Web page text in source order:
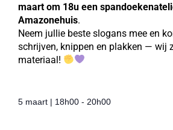
maart om 18u een
Amazonehuis.
Neem jullie beste slogans mee en
schrijven, knippen en plakken — wij
materiaal!
5 maart | 18h00 - 20h00